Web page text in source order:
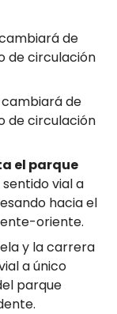
de
de circulación
cambiará de
de circulación
el parque
vial a
hacia el
oriente.
y la carrera
a único
parque